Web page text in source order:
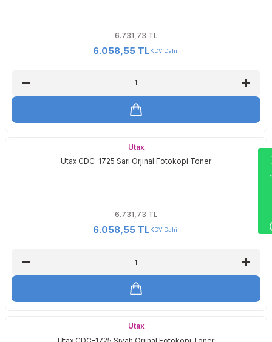
6.731,73 TL
6.058,55 TLKDV Dahil
Utax
Utax CDC-1725 Sarı Orjinal Fotokopi Toner
6.731,73 TL
6.058,55 TLKDV Dahil
Utax